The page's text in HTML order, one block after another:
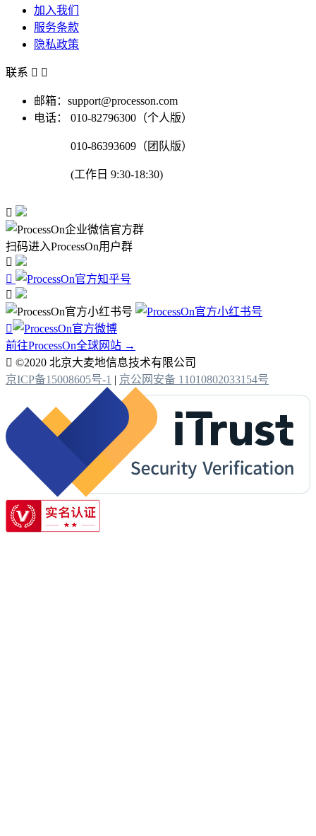
加入我们
服务条款
隐私政策
联系  
邮箱：support@processon.com
电话：
010-82796300（个人版）
010-86393609（团队版）
(工作日 9:30-18:30)

扫码进入ProcessOn用户群




前往ProcessOn全球网站 →
 ©2020 北京大麦地信息技术有限公司
京ICP备15008605号-1 | 京公网安备 11010802033154号